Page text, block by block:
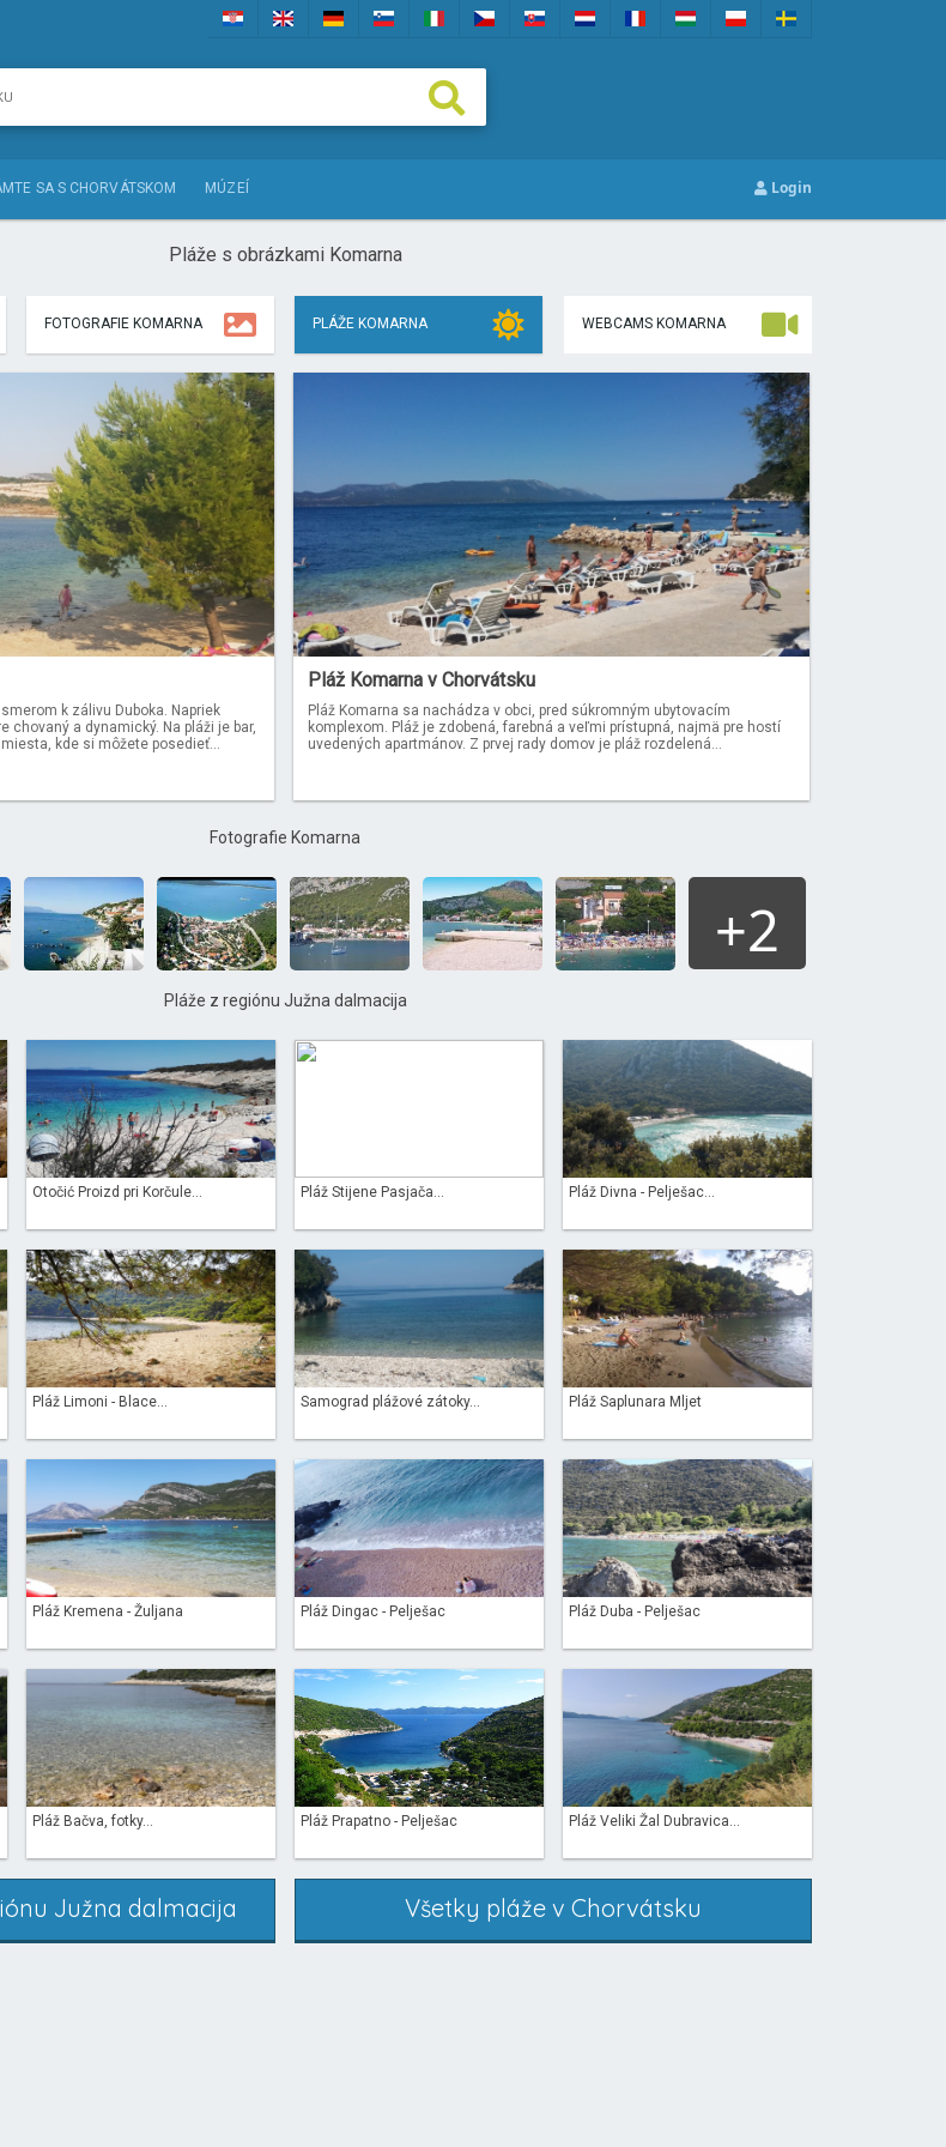
SA S CHORVÁTSKOM MÚZEÍ Login
Pláže s obrázkami Komarna
FOTOGRAFIE KOMARNA PLÁŽE KOMARNA WEBCAMS KOMARNA
k zálivu Duboka. Napriek
chovaný a dynamický. Na pláži je bar,
kde si môžete posedieť...
Pláž Komarna v Chorvátsku
Pláž Komarna sa nachádza v obci, pred súkromným ubytovacím
komplexom. Pláž je zdobená, farebná a veľmi prístupná, najmä pre hostí
uvedených apartmánov. Z prvej rady domov je pláž rozdelená...
Fotografie Komarna
+2
Pláže z regiónu Južna dalmacija
Otočić Proizd pri Korčule... Pláž Stijene Pasjača... Pláž Divna - Pelješac...
Pláž Limoni - Blace... Samograd plážové zátoky... Pláž Saplunara Mljet
Pláž Kremena - Žuljana Pláž Dingac - Pelješac Pláž Duba - Pelješac
Pláž Bačva, fotky... Pláž Prapatno - Pelješac Pláž Veliki Žal Dubravica...
Južna dalmacija Všetky pláže v Chorvátsku